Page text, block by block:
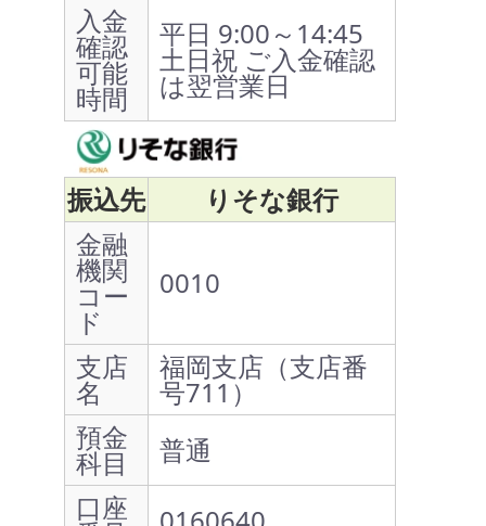
入金
確認
可能
時間
平日 9:00～14:45
土日祝 ご入金確認
は翌営業日
振込先
りそな銀行
金融
機関
コー
ド
0010
支店
名
福岡支店（支店番
号711）
預金
科目
普通
口座